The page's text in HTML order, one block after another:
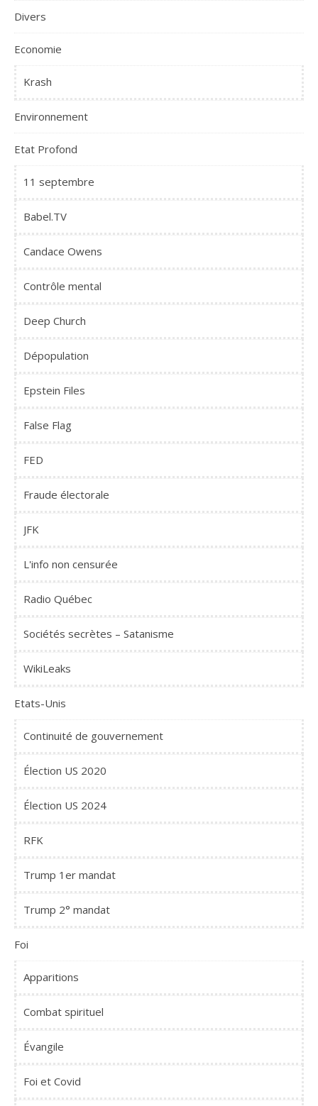
Divers
Economie
Krash
Environnement
Etat Profond
11 septembre
Babel.TV
Candace Owens
Contrôle mental
Deep Church
Dépopulation
Epstein Files
False Flag
FED
Fraude électorale
JFK
L'info non censurée
Radio Québec
Sociétés secrètes – Satanisme
WikiLeaks
Etats-Unis
Continuité de gouvernement
Élection US 2020
Élection US 2024
RFK
Trump 1er mandat
Trump 2° mandat
Foi
Apparitions
Combat spirituel
Évangile
Foi et Covid